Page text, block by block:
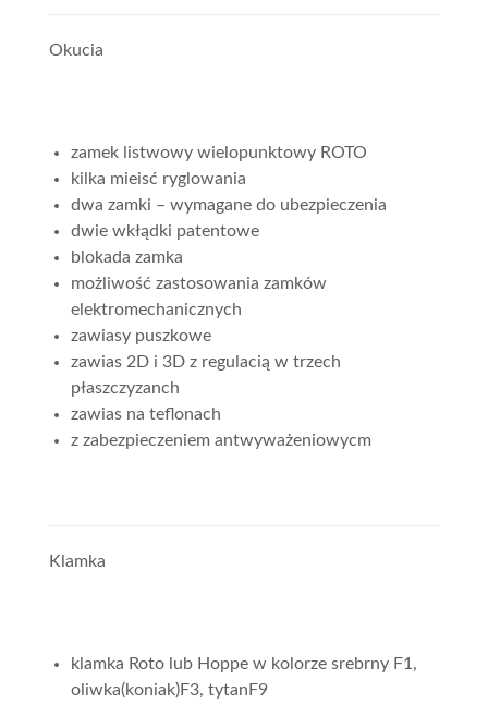
Okucia
zamek listwowy wielopunktowy ROTO
kilka mieisć ryglowania
dwa zamki – wymagane do ubezpieczenia
dwie wkłądki patentowe
blokada zamka
możliwość zastosowania zamków
elektromechanicznych
zawiasy puszkowe
zawias 2D i 3D z regulacią w trzech
płaszczyzanch
zawias na teflonach
z zabezpieczeniem antwyważeniowycm
Klamka
klamka Roto lub Hoppe w kolorze srebrny F1,
oliwka(koniak)F3, tytanF9